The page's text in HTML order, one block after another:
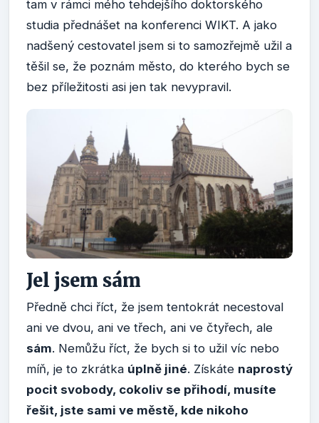
tam v rámci mého tehdejšího doktorského
studia přednášet na konferenci WIKT. A jako
nadšený cestovatel jsem si to samozřejmě užil a
těšil se, že poznám město, do kterého bych se
bez příležitosti asi jen tak nevypravil.
Jel jsem sám
Předně chci říct, že jsem tentokrát necestoval
ani ve dvou, ani ve třech, ani ve čtyřech, ale
sám. Nemůžu říct, že bych si to užil víc nebo
míň, je to zkrátka úplně jiné. Získáte naprostý
pocit svobody, cokoliv se přihodí, musíte
řešit, jste sami ve městě, kde nikoho